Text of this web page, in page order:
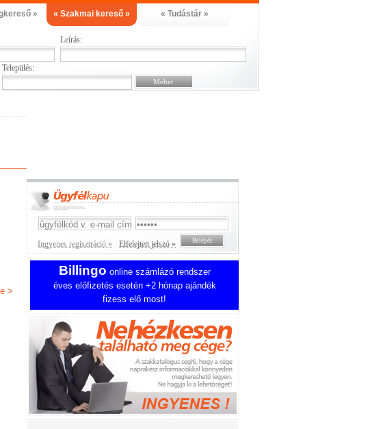
» « Szakmai kereső » « Tudástár »
Leírás:
Település:
>
Ingyenes regisztráció » Elfelejtett jelszó »
Billingo online számlázó rendszer
éves előfizetés esetén +2 hónap ajándék
fizess elő most!